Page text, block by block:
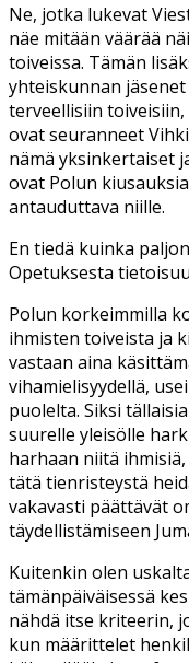
Ne, jotka lukevat
näe mitään väärää
toiveissa. Tämän
yhteiskunnan
terveellisiin
ovat seuranneet
nämä yksinkertaiset
ovat Polun
antauduttava niille.
En tiedä kuinka
Opetuksesta
Polun korkeimmilla
ihmisten toiveista ja
vastaan aina
vihamielisyydellä,
puolelta. Siksi
suurelle yleisölle
harhaan niitä
tätä tienristeystä
vakavasti päättävät
täydellistämiseen
Kuitenkin olen
tämänpäiväisessä
nähdä itse kriteerin,
kun määrittelet